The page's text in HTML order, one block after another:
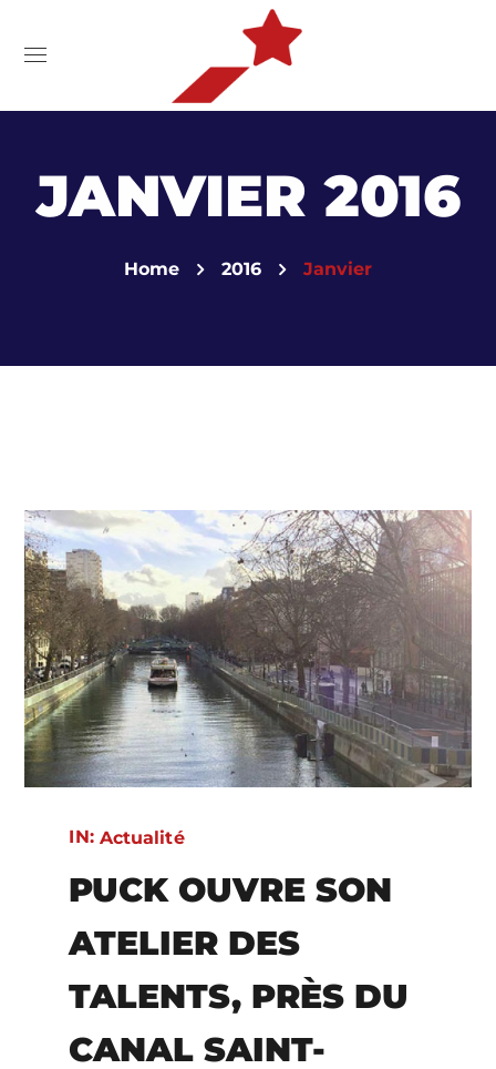
JANVIER 2016
Home 2016 Janvier
IN: Actualité
PUCK OUVRE SON
ATELIER DES
TALENTS, PRÈS DU
CANAL SAINT-